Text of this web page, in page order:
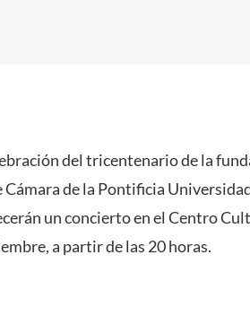
del tricentenario de la
Cámara de la Pontificia
un concierto en el Centro
a partir de las 20 horas.